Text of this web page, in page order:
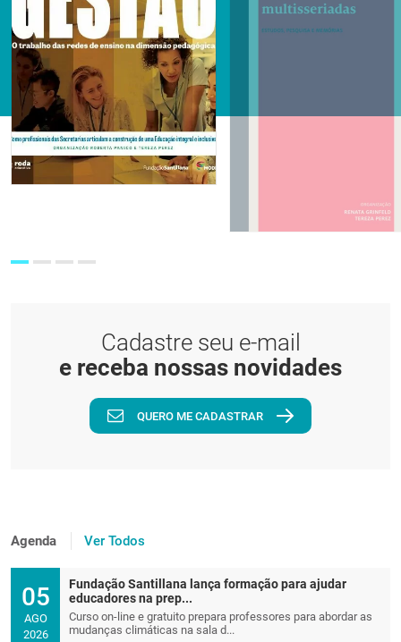
Cadastre seu e-mail
e receba nossas novidades
QUERO ME CADASTRAR
Agenda Ver Todos
05
AGO
2026
Fundação Santillana lança formação para ajudar
educadores na prep...
Curso on-line e gratuito prepara professores para abordar as
mudanças climáticas na sala d...